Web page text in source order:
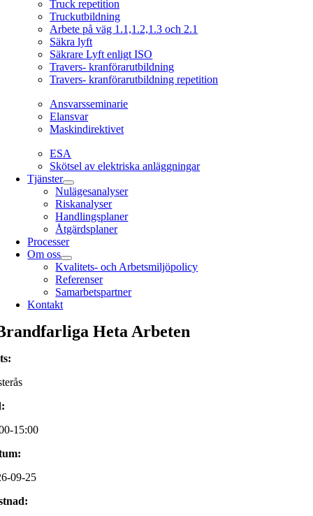
Truck repetition
Truckutbildning
Arbete på väg 1.1,1.2,1.3 och 2.1
Säkra lyft
Säkrare Lyft enligt ISO
Travers- kranförarutbildning
Travers- kranförarutbildning repetition
Ansvarsseminarie
Elansvar
Maskindirektivet
ESA
Skötsel av elektriska anläggningar
Tjänster
Nulägesanalyser
Riskanalyser
Handlingsplaner
Åtgärdsplaner
Processer
Om oss
Kvalitets- och Arbetsmiljöpolicy
Referenser
Samarbetspartner
Kontakt
Heta Arbeten
:
15:00
09-25